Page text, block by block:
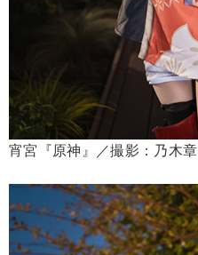
宵宮『原神』／撮影：乃木章